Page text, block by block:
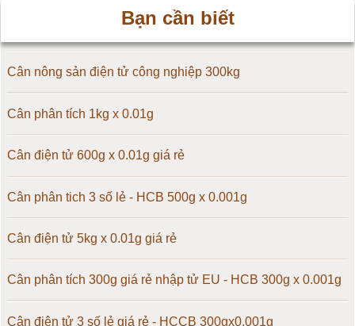
Cân điện tử 50kg
Cân điện tử 60kg
Cân điện tử 100kg
Cân điện tử 150kg
Cân điện tử 200kg
Cân điện tử 300kg
Cân điện tử 500kg
Bạn cần biết
Cân nông sản điện tử công nghiệp 300kg
Cân phân tích 1kg x 0.01g
Cân điện tử 600g x 0.01g giá rẻ
Cân phân tich 3 số lẻ - HCB 500g x 0.001g
Cân điện tử 5kg x 0.01g giá rẻ
Cân phân tích 300g giá rẻ nhập tử EU - HCB 300g x 0.001g
Cân điện tử 3 số lẻ giá rẻ - HCCB 300gx0.001g